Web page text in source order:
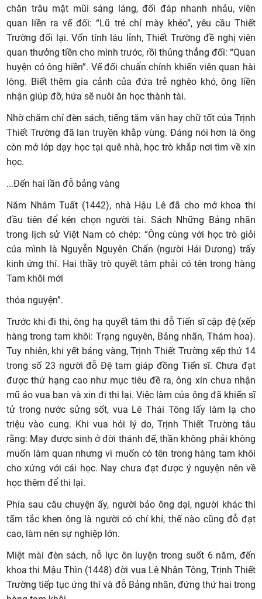
chăn trâu mặt mũi sáng láng, đối đáp nhanh nhảu, viên
quan liền ra vế đối: “Lũ trẻ chỉ mày khéo”, yêu cầu Thiết
Trường đối lại. Vốn tính láu lỉnh, Thiết Trường đề nghị viên
quan thưởng tiền cho mình trước, rồi thủng thẳng đối: “Quan
huyện có ông hiền”. Vế đối chuẩn chỉnh khiến viên quan hài
lòng. Biết thêm gia cảnh của đứa trẻ nghèo khó, ông liền
nhận giúp đỡ, hứa sẽ nuôi ăn học thành tài.
Nhờ chăm chỉ đèn sách, tiếng tăm văn hay chữ tốt của Trịnh
Thiết Trường đã lan truyền khắp vùng. Đáng nói hơn là ông
còn mở lớp dạy học tại quê nhà, học trò khắp nơi tìm về xin
học.
...Đến hai lần đỗ bảng vàng
Năm Nhâm Tuất (1442), nhà Hậu Lê đã cho mở khoa thi
đầu tiên để kén chọn người tài. Sách Những Bảng nhãn
trong lịch sử Việt Nam có chép: “Ông cùng với học trò giỏi
của mình là Nguyễn Nguyên Chẩn (người Hải Dương) trẩy
kinh ứng thí. Hai thầy trò quyết tâm phải có tên trong hàng
Tam khôi mới
thỏa nguyện”.
Trước khi đi thi, ông hạ quyết tâm thi đỗ Tiến sĩ cập đệ (xếp
hàng trong tam khôi: Trạng nguyên, Bảng nhãn, Thám hoa).
Tuy nhiên, khi yết bảng vàng, Trịnh Thiết Trường xếp thứ 14
trong số 23 người đỗ Đệ tam giáp đồng Tiến sĩ. Chưa đạt
được thứ hạng cao như mục tiêu đề ra, ông xin chưa nhận
mũ áo vua ban và xin đi thi lại. Việc làm của ông đã khiến sĩ
tử trong nước sửng sốt, vua Lê Thái Tông lấy làm lạ cho
triệu vào cung. Khi vua hỏi lý do, Trịnh Thiết Trường tâu
rằng: May được sinh ở đời thánh đế, thần không phải không
muốn làm quan nhưng vì muốn có tên trong hàng tam khôi
cho xứng với cái học. Nay chưa đạt được ý nguyện nên về
học thêm để thi lại.
Phía sau câu chuyện ấy, người bảo ông dại, người khác thì
tấm tắc khen ông là người có chí khí, thế nào cũng đỗ đạt
cao, làm nên sự nghiệp lớn.
Miệt mài đèn sách, nỗ lực ôn luyện trong suốt 6 năm, đến
khoa thi Mậu Thìn (1448) đời vua Lê Nhân Tông, Trịnh Thiết
Trường tiếp tục ứng thí và đỗ Bảng nhãn, đứng thứ hai trong